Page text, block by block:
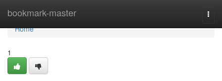
bookmark-master
Home
Home
1